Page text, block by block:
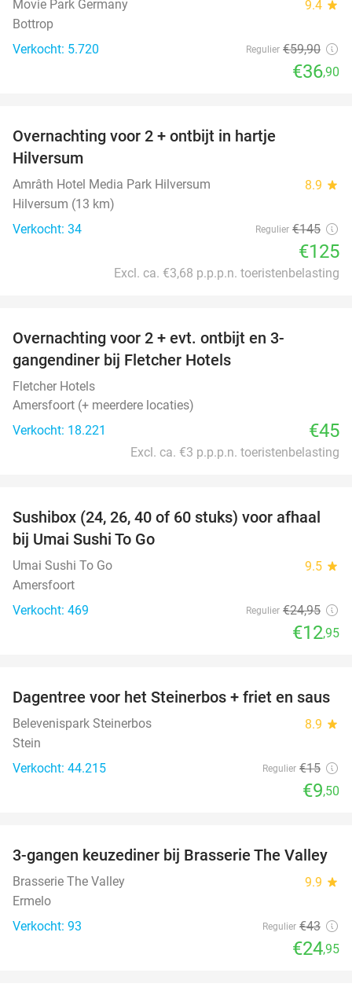
Movie Park Germany 9.4 star
Bottrop
Verkocht: 5.720
Regulier €59,90
€36,90
Overnachting voor 2 + ontbijt in hartje
Hilversum
Amrâth Hotel Media Park Hilversum 8.9 star
Hilversum (13 km)
Verkocht: 34
Regulier €145
€125
Excl. ca. €3,68 p.p.p.n. toeristenbelasting
Overnachting voor 2 + evt. ontbijt en 3-
gangendiner bij Fletcher Hotels
Fletcher Hotels
Amersfoort (+ meerdere locaties)
Verkocht: 18.221
€45
Excl. ca. €3 p.p.p.n. toeristenbelasting
48%
Sushibox (24, 26, 40 of 60 stuks) voor afhaal
bij Umai Sushi To Go
Umai Sushi To Go 9.5 star
Amersfoort
Verkocht: 469
Regulier €24,95
€12,95
37%
Dagentree voor het Steinerbos + friet en saus
Belevenispark Steinerbos 8.9 star
Stein
Verkocht: 44.215
Regulier €15
€9,50
42%
3-gangen keuzediner bij Brasserie The Valley
Brasserie The Valley 9.9 star
Ermelo
Verkocht: 93
Regulier €43
€24,95